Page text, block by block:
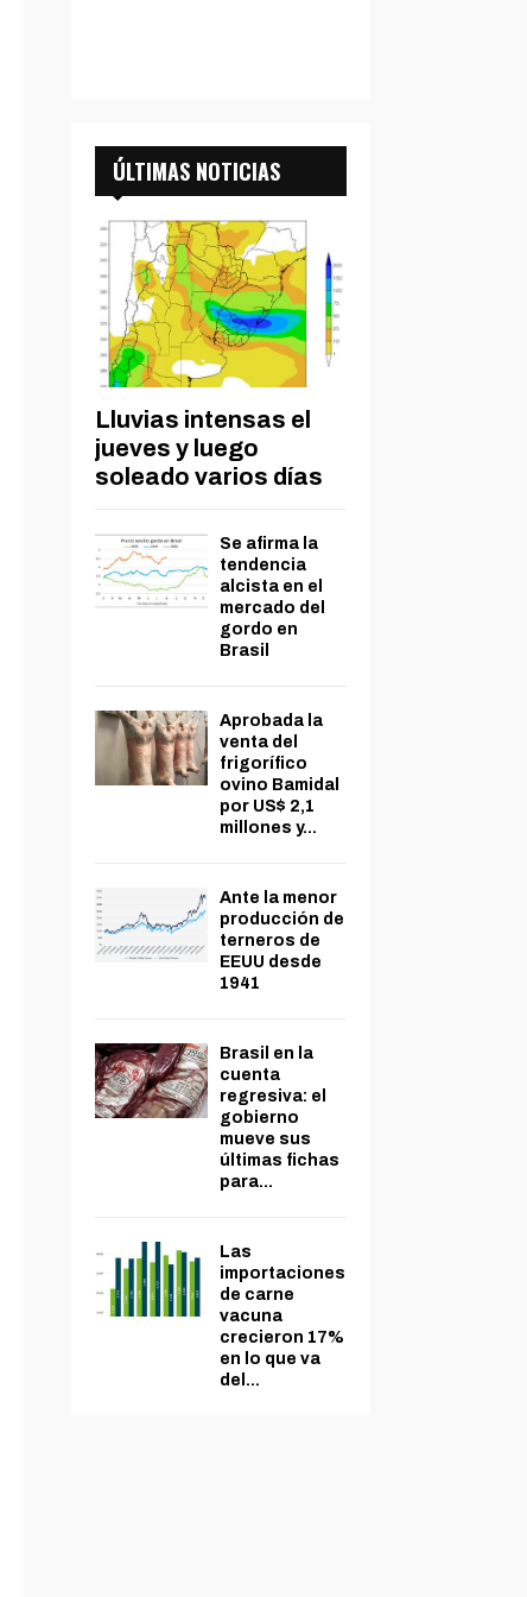
ÚLTIMAS NOTICIAS
Lluvias intensas el
jueves y luego
soleado varios días
Se afirma la
tendencia
alcista en el
mercado del
gordo en
Brasil
Aprobada la
venta del
frigorífico
ovino Bamidal
por US$ 2,1
millones y...
Ante la menor
producción de
terneros de
EEUU desde
1941
Brasil en la
cuenta
regresiva: el
gobierno
mueve sus
últimas fichas
para...
Las
importaciones
de carne
vacuna
crecieron 17%
en lo que va
del...